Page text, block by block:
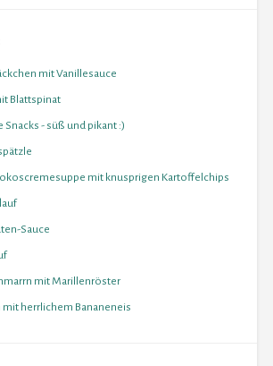
mit Vanillesauce
Blattspinat
- süß und pikant :)
mit knusprigen Kartoffelchips
Sauce
mit Marillenröster
mit herrlichem Bananeneis